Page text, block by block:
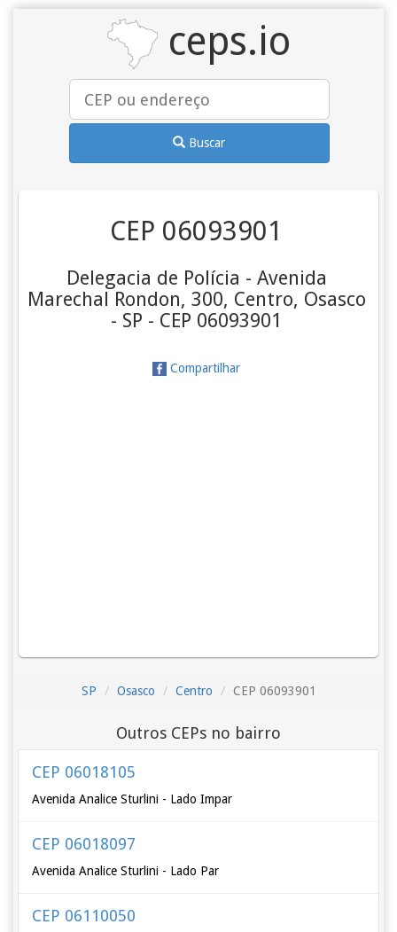
ceps.io
Buscar
CEP 06093901
Delegacia de Polícia - Avenida
Marechal Rondon, 300, Centro, Osasco
- SP - CEP 06093901
Compartilhar
SP Osasco Centro CEP 06093901
Outros CEPs no bairro
CEP 06018105
Avenida Analice Sturlini - Lado Impar
CEP 06018097
Avenida Analice Sturlini - Lado Par
CEP 06110050